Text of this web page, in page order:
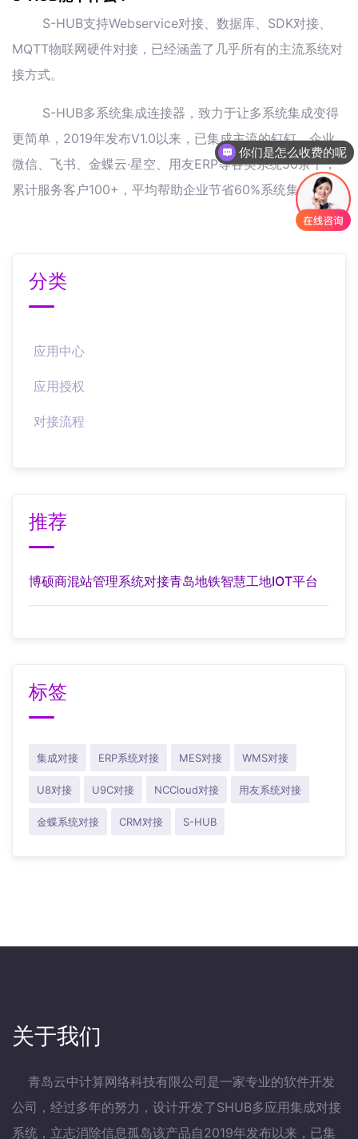
S-HUB支持Webservice对接、数据库、SDK对接、
MQTT物联网硬件对接，已经涵盖了几乎所有的主流系统对
接方式。
S-HUB多系统集成连接器，致力于让多系统集成变得
更简单，2019年发布V1.0以来，已集成主流的钉钉、企业
微信、飞书、金蝶云·星空、用友ERP等各类系统50余个，
累计服务客户100+，平均帮助企业节省60%系统集成本。
分类
应用中心
应用授权
对接流程
推荐
博硕商混站管理系统对接青岛地铁智慧工地IOT平台
标签
集成对接 ERP系统对接 MES对接 WMS对接
U8对接 U9C对接 NCCloud对接 用友系统对接
金蝶系统对接 CRM对接 S-HUB
关于我们
青岛云中计算网络科技有限公司是一家专业的软件开发
公司，经过多年的努力，设计开发了SHUB多应用集成对接
系统，立志消除信息孤岛该产品自2019年发布以来，已集
你们是怎么收费的呢